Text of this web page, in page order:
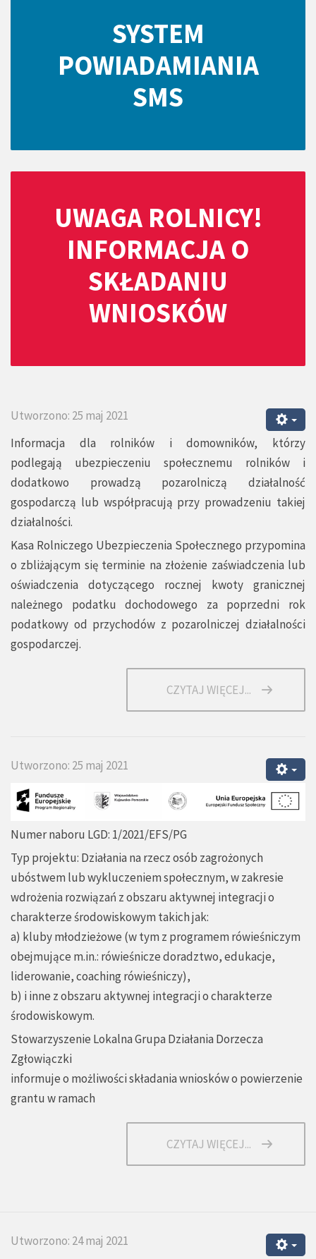
SYSTEM
POWIADAMIANIA
SMS
UWAGA ROLNICY!
INFORMACJA O
SKŁADANIU
WNIOSKÓW
Utworzono: 25 maj 2021
Informacja dla rolników i domowników, którzy
podlegają ubezpieczeniu społecznemu rolników i
dodatkowo prowadzą pozarolniczą działalność
gospodarczą lub współpracują przy prowadzeniu takiej
działalności.
Kasa Rolniczego Ubezpieczenia Społecznego przypomina
o zbliżającym się terminie na złożenie zaświadczenia lub
oświadczenia dotyczącego rocznej kwoty granicznej
należnego podatku dochodowego za poprzedni rok
podatkowy od przychodów z pozarolniczej działalności
gospodarczej.
CZYTAJ WIĘCEJ...
Utworzono: 25 maj 2021
Numer naboru LGD: 1/2021/EFS/PG
Typ projektu: Działania na rzecz osób zagrożonych
ubóstwem lub wykluczeniem społecznym, w zakresie
wdrożenia rozwiązań z obszaru aktywnej integracji o
charakterze środowiskowym takich jak:
a) kluby młodzieżowe (w tym z programem rówieśniczym
obejmujące m.in.: rówieśnicze doradztwo, edukacje,
liderowanie, coaching rówieśniczy),
b) i inne z obszaru aktywnej integracji o charakterze
środowiskowym.
Stowarzyszenie Lokalna Grupa Działania Dorzecza
Zgłowiączki
informuje o możliwości składania wniosków o powierzenie
grantu w ramach
CZYTAJ WIĘCEJ...
Utworzono: 24 maj 2021